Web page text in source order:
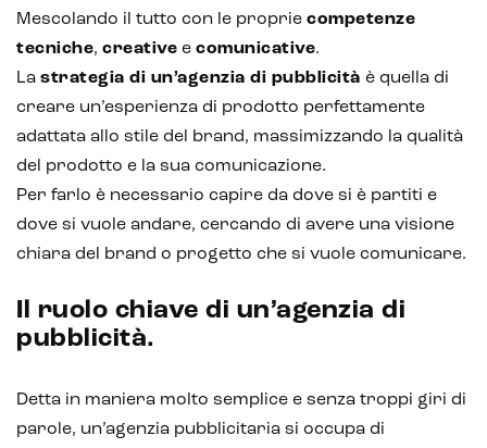
Intelligenza Artificiale e AR VR -
IoT (Internet of Things)
Blockchain
Mescolando il tutto con le proprie competenze
tecniche, creative e comunicative.
La strategia di un’agenzia di pubblicità è quella di
creare un’esperienza di prodotto perfettamente
adattata allo stile del brand, massimizzando la qualità
del prodotto e la sua comunicazione.
Per farlo è necessario capire da dove si è partiti e
dove si vuole andare, cercando di avere una visione
chiara del brand o progetto che si vuole comunicare.
Il ruolo chiave di un’agenzia di
pubblicità.
Detta in maniera molto semplice e senza troppi giri di
parole, un’agenzia pubblicitaria si occupa di